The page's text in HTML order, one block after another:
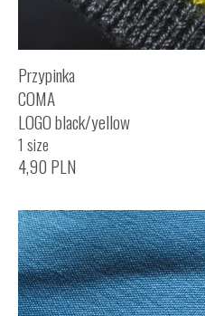
Przypinka
COMA
LOGO black/yellow
1 size
4,90 PLN